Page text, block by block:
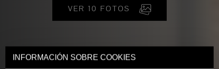
INFORMACIÓN SOBRE COOKIES
VER 10 FOTOS